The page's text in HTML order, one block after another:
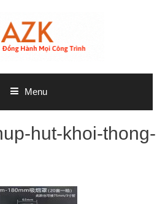
Menu
hut-khoi-thong-